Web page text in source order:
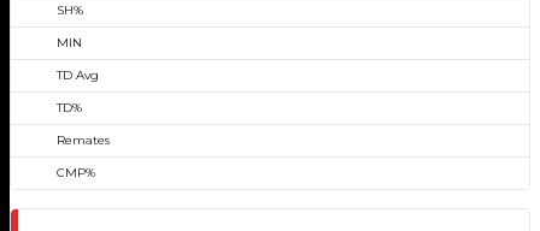
SH%
MIN
TD Avg
TD%
Remates
CMP%